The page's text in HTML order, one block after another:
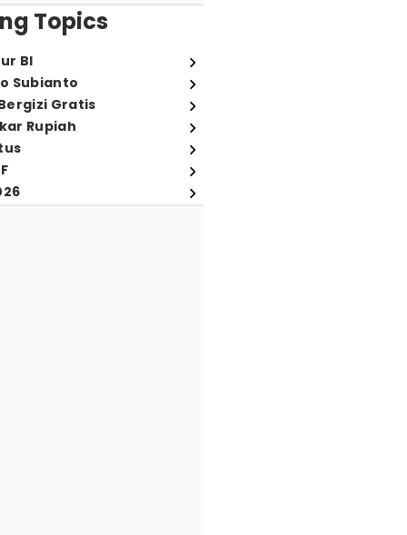
Topics
BI
Subianto
Gratis
Rupiah